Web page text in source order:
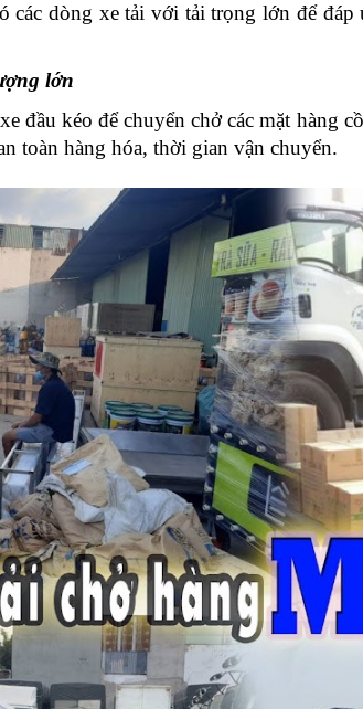
các dòng xe tải với tải trọng lớn để
lớn
đầu kéo để chuyển chở các mặt
toàn hàng hóa, thời gian vận chuyển.